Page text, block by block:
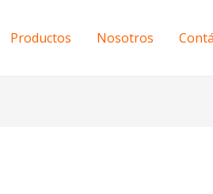
Productos Nosotros